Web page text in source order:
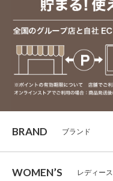
BRAND ブランド
WOMEN’S レディース